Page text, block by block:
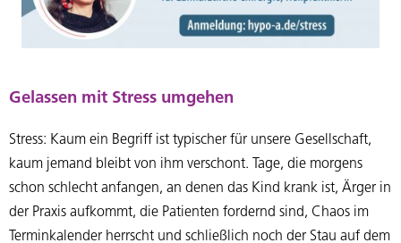
Gelassen mit Stress umgehen
Stress: Kaum ein Begriff ist typischer für unsere Gesellschaft,
kaum jemand bleibt von ihm verschont. Tage, die morgens
schon schlecht anfangen, an denen das Kind krank ist, Ärger in
der Praxis aufkommt, die Patienten fordernd sind, Chaos im
Terminkalender herrscht und schließlich noch der Stau auf dem